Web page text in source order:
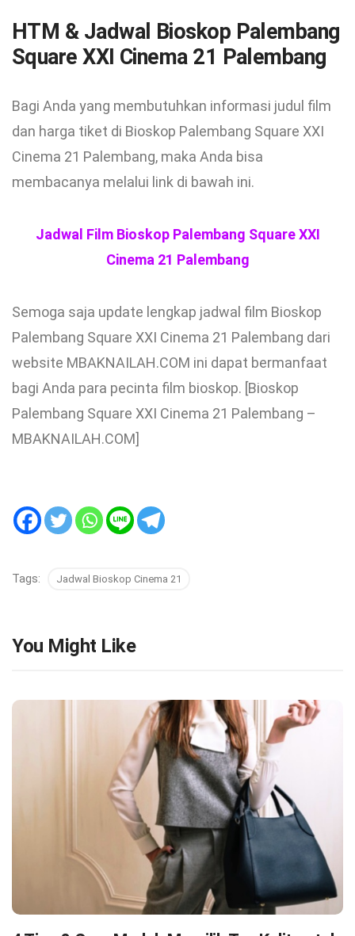
HTM & Jadwal Bioskop Palembang
Square XXI Cinema 21 Palembang
Bagi Anda yang membutuhkan informasi judul film
dan harga tiket di Bioskop Palembang Square XXI
Cinema 21 Palembang, maka Anda bisa
membacanya melalui link di bawah ini.
Jadwal Film Bioskop Palembang Square XXI
Cinema 21 Palembang
Semoga saja update lengkap jadwal film Bioskop
Palembang Square XXI Cinema 21 Palembang dari
website MBAKNAILAH.COM ini dapat bermanfaat
bagi Anda para pecinta film bioskop. [Bioskop
Palembang Square XXI Cinema 21 Palembang –
MBAKNAILAH.COM]
Tags: Jadwal Bioskop Cinema 21
You Might Like